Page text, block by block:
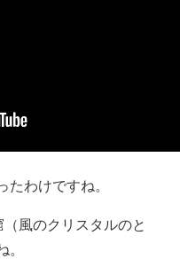
わけですね。
風のクリスタルのと